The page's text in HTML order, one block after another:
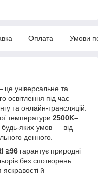
Оплата Умови
універсальне та
освітлення під час
та онлайн-трансляцій.
температури 2500K–
будь-яких умов — від
денного.
≥96 гарантує природні
без спотворень.
й